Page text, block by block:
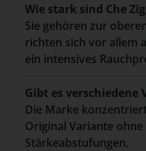
Wie stark sind Che
Sie gehören zur
richten sich vor allem
ein intensives
Gibt es verschiedene
Die Marke
Original Variante
Stärkeabstufungen.